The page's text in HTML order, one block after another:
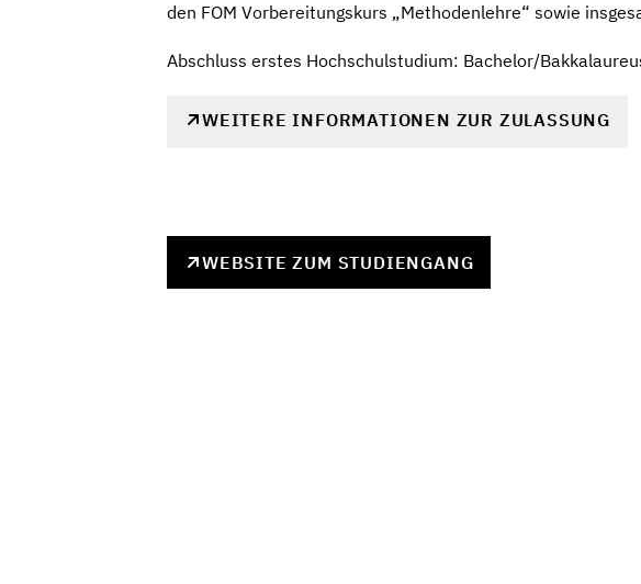
den FOM Vorbereitungskurs „Methodenlehre“ sowie
Abschluss erstes Hochschulstudium: Bachelor/
WEITERE INFORMATIONEN ZUR ZULASSUNG
WEBSITE ZUM STUDIENGANG